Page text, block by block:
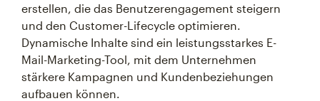
erstellen, die das Benutzerengagement steigern
und den Customer-Lifecycle optimieren.
Dynamische Inhalte sind ein leistungsstarkes E-
Mail-Marketing-Tool, mit dem Unternehmen
stärkere Kampagnen und Kundenbeziehungen
aufbauen können.